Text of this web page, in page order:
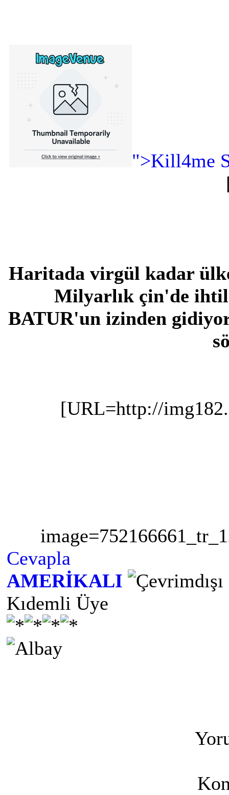
">Kill4me
Haritada virgül kadar
Milyarlık çin'de
BATUR'un izinden
[URL=http://
Cevapla
AMERİKALI
Kıdemli Üye